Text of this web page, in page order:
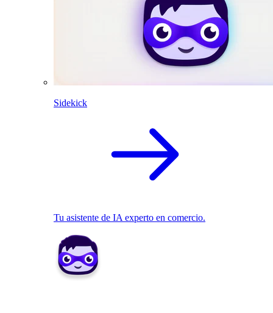
Sidekick
Tu asistente de IA experto en comercio.